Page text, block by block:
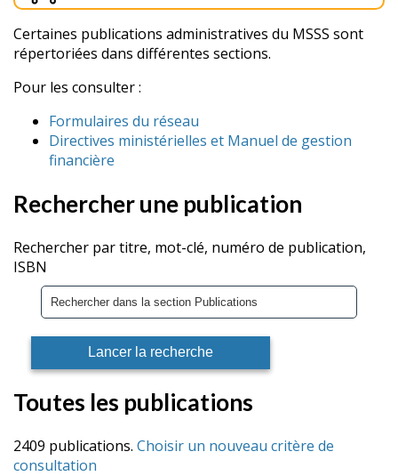
Certaines publications administratives du MSSS sont
répertoriées dans différentes sections.
Pour les consulter :
Formulaires du réseau
Directives ministérielles et Manuel de gestion
financière
Rechercher une publication
Rechercher par titre, mot-clé, numéro de publication,
ISBN
Toutes les publications
2409 publications. Choisir un nouveau critère de
consultation